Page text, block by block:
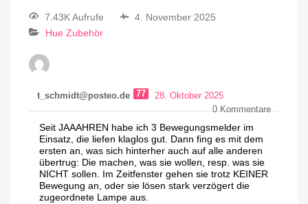
7.43K Aufrufe
4. November 2025
Hue Zubehör
t_schmidt@posteo.de 77
28. Oktober 2025
0Kommentare
Seit JAAAHREN habe ich 3 Bewegungsmelder im
Einsatz, die liefen klaglos gut. Dann fing es mit dem
ersten an, was sich hinterher auch auf alle anderen
übertrug: Die machen, was sie wollen, resp. was sie
NICHT sollen. Im Zeitfenster gehen sie trotz KEINER
Bewegung an, oder sie lösen stark verzögert die
zugeordnete Lampe aus.